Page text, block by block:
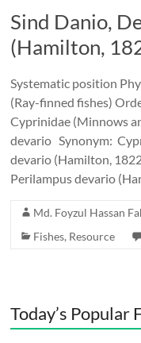
Sind Danio,
(Hamilton,
Systematic position
(Ray-finned fishes)
Cyprinidae (Minnows
devario Synonym:
devario (Hamilton,
Perilampus devario
Md. Foyzul Hassan
Fishes, Resource
Today’s Popular